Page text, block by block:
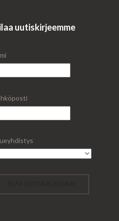
uutiskirjeemme